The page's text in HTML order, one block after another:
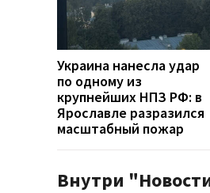
Украина нанесла удар
по одному из
крупнейших НПЗ РФ: в
Ярославле разразился
масштабный пожар
Внутри